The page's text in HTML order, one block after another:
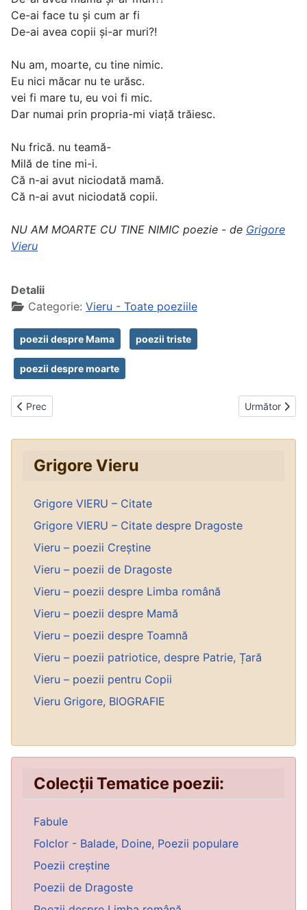
Ce-ai face tu şi cum ar fi
De-ai avea copii şi-ar muri?!
Nu am, moarte, cu tine nimic.
Eu nici măcar nu te urăsc.
vei fi mare tu, eu voi fi mic.
Dar numai prin propria-mi viaţă trăiesc.
Nu frică. nu teamă-
Milă de tine mi-i.
Că n-ai avut niciodată mamă.
Că n-ai avut niciodată copii.
NU AM MOARTE CU TINE NIMIC poezie - de Grigore
Vieru
Detalii
Categorie: Vieru - Toate poeziile
poezii despre Mama poezii triste
poezii despre moarte
Articol precedent: Nopțile mamei
Prec Articolul
Următor
Grigore Vieru
Grigore VIERU – Citate
Grigore VIERU – Citate despre Dragoste
Vieru – poezii Creștine
Vieru – poezii de Dragoste
Vieru – poezii despre Limba română
Vieru – poezii despre Mamă
Vieru – poezii despre Toamnă
Vieru – poezii patriotice, despre Patrie, Țară
Vieru – poezii pentru Copii
Vieru Grigore, BIOGRAFIE
Colecții Tematice poezii:
Fabule
Folclor - Balade, Doine, Poezii populare
Poezii creștine
Poezii de Dragoste